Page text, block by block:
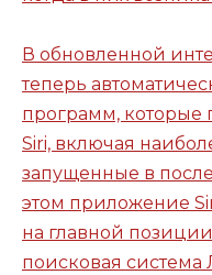
В обновленной
теперь
программ, которые
Siri, включая
запущенные в
этом приложение
на главной
поисковая система